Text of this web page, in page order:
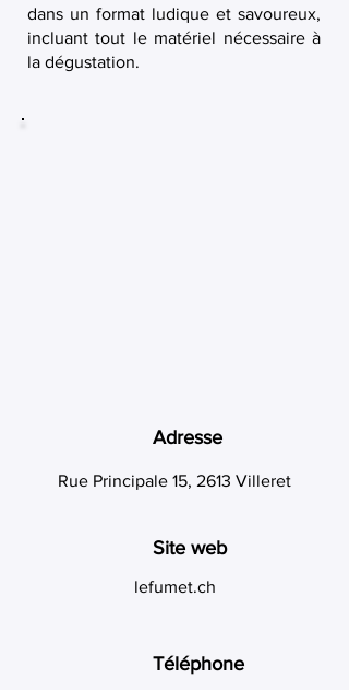
dans un format ludique et savoureux,
incluant tout le matériel nécessaire à
la dégustation.
Adresse
Rue Principale 15, 2613 Villeret
Site web
lefumet.ch
Téléphone